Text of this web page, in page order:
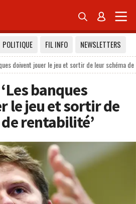
 
POLITIQUE FIL INFO
NEWSLETTERS
doivent jouer le jeu et sortir de leur schéma
banques
le jeu et sortir de
rentabilité’